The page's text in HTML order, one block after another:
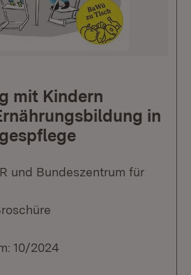
mit Kindern
in
und Bundeszentrum für
10/2024